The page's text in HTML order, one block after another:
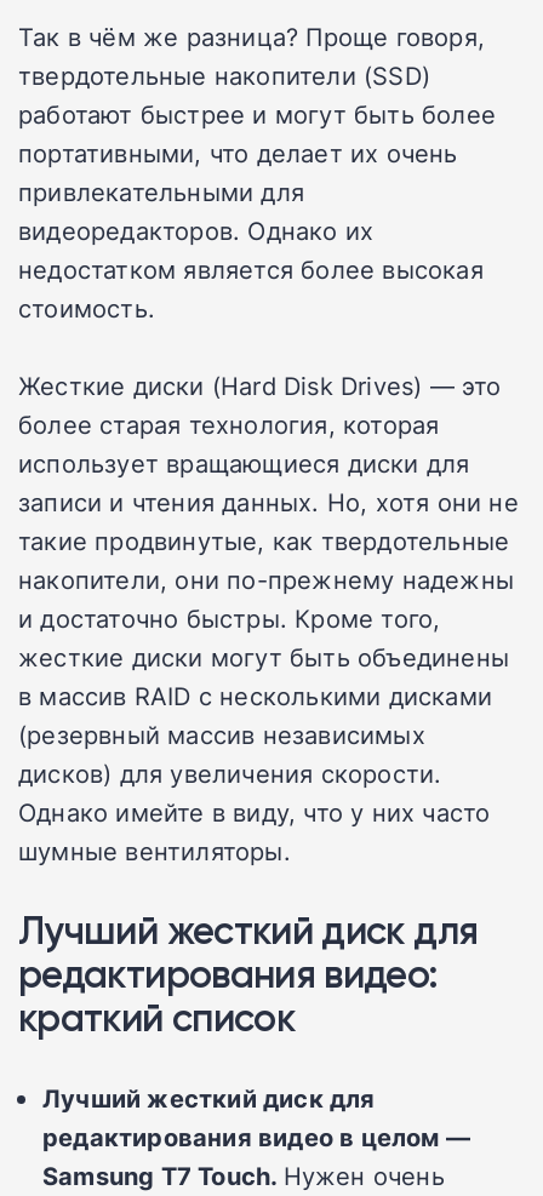
Так в чём же разница? Проще говоря,
твердотельные накопители (SSD)
работают быстрее и могут быть более
портативными, что делает их очень
привлекательными для
видеоредакторов. Однако их
недостатком является более высокая
стоимость.
Жесткие диски (Hard Disk Drives) — это
более старая технология, которая
использует вращающиеся диски для
записи и чтения данных. Но, хотя они не
такие продвинутые, как твердотельные
накопители, они по-прежнему надежны
и достаточно быстры. Кроме того,
жесткие диски могут быть объединены
в массив RAID с несколькими дисками
(резервный массив независимых
дисков) для увеличения скорости.
Однако имейте в виду, что у них часто
шумные вентиляторы.
Лучший жесткий диск для
редактирования видео:
краткий список
Лучший жесткий диск для
редактирования видео в целом —
Samsung T7 Touch. Нужен очень